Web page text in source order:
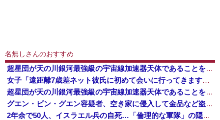
名無しさんのおすすめ
超星団が天の川銀河最強級の宇宙線加速器天体であることを解明…岐阜大！
女子「遠距離7歳差ネット彼氏に初めて会いに行ってきます！いざ東京🩷」 → 衝撃の展開にｗｗｗｗｗｗ
超星団が天の川銀河最強級の宇宙線加速器天体であることを解明…岐阜大！
グエン・ビン・グエン容疑者、空き家に侵入して金品など盗んだ疑いで再逮捕 今年４月には別件で逮捕も不起訴になっていた
2年余で50人、イスラエル兵の自死…「倫理的な軍隊」の隠された傷！